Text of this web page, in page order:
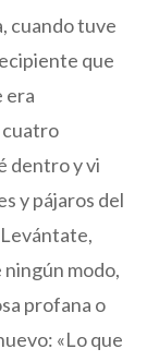
cuando tuve
que
era
cuatro
dentro y vi
y pájaros del
ningún modo,
profana o
«Lo que